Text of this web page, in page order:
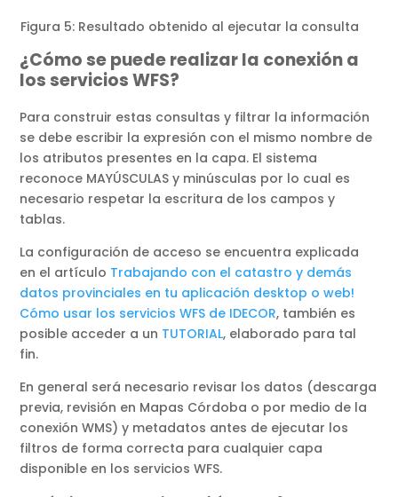
Figura 5: Resultado obtenido al ejecutar la consulta
¿Cómo se puede realizar la conexión a
los servicios WFS?
Para construir estas consultas y filtrar la información
se debe escribir la expresión con el mismo nombre de
los atributos presentes en la capa. El sistema
reconoce MAYÚSCULAS y minúsculas por lo cual es
necesario respetar la escritura de los campos y
tablas.
La configuración de acceso se encuentra explicada
en el artículo Trabajando con el catastro y demás
datos provinciales en tu aplicación desktop o web!
Cómo usar los servicios WFS de IDECOR, también es
posible acceder a un TUTORIAL, elaborado para tal
fin.
En general será necesario revisar los datos (descarga
previa, revisión en Mapas Córdoba o por medio de la
conexión WMS) y metadatos antes de ejecutar los
filtros de forma correcta para cualquier capa
disponible en los servicios WFS.